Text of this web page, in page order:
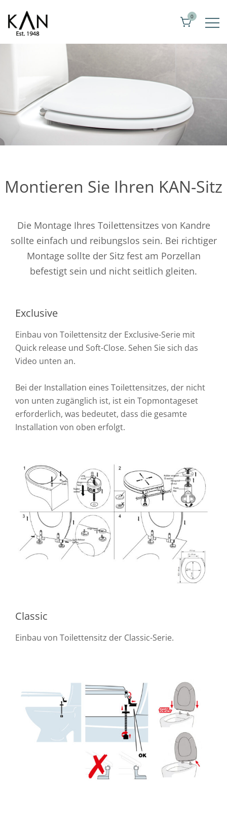
Inhalt
springen
KAN
Exklusive Toilettenstuhl von Kandre
0
Montieren Sie Ihren KAN-Sitz
Die Montage Ihres Toilettensitzes von Kandre
sollte einfach und reibungslos sein. Bei richtiger
Montage sollte der Sitz fest am Porzellan
befestigt sein und nicht seitlich gleiten.
Exclusive
Einbau von Toilettensitz der Exclusive-Serie mit
Quick release und Soft-Close. Sehen Sie sich das
Video unten an.
Bei der Installation eines Toilettensitzes, der nicht
von unten zugänglich ist, ist ein Topmontageset
erforderlich, was bedeutet, dass die gesamte
Installation von oben erfolgt.
Classic
Einbau von Toilettensitz der Classic-Serie.